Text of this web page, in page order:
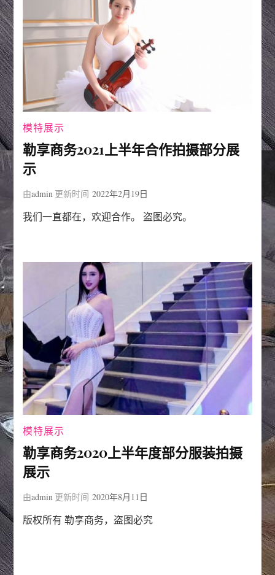
模特展示
勒享商务2021上半年合作拍摄部分展
示
由admin 更新时间 2022年2月19日
我们一直都在，欢迎合作。 盗图必究。
模特展示
勒享商务2020上半年度部分服装拍摄
展示
由admin 更新时间 2020年8月11日
版权所有 勒享商务，盗图必究